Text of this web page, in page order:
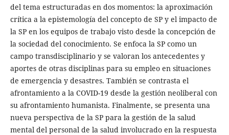
del tema estructuradas en dos momentos: la aproximación
crítica a la epistemología del concepto de SP y el impacto de
la SP en los equipos de trabajo visto desde la concepción de
la sociedad del conocimiento. Se enfoca la SP como un
campo transdisciplinario y se valoran los antecedentes y
aportes de otras disciplinas para su empleo en situaciones
de emergencia y desastres. También se contrasta el
afrontamiento a la COVID-19 desde la gestión neoliberal con
su afrontamiento humanista. Finalmente, se presenta una
nueva perspectiva de la SP para la gestión de la salud
mental del personal de la salud involucrado en la respuesta